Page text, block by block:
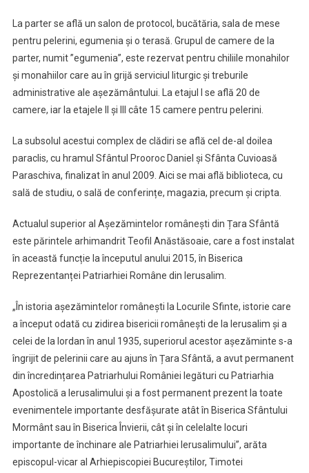
La parter se află un salon de protocol, bucătăria, sala de mese
pentru pelerini, egumenia și o terasă. Grupul de camere de la
parter, numit ”egumenia”, este rezervat pentru chiliile monahilor
și monahiilor care au în grijă serviciul liturgic și treburile
administrative ale așezământului. La etajul I se află 20 de
camere, iar la etajele II și III câte 15 camere pentru pelerini.
La subsolul acestui complex de clădiri se află cel de-al doilea
paraclis, cu hramul Sfântul Prooroc Daniel și Sfânta Cuvioasă
Paraschiva, finalizat în anul 2009. Aici se mai află biblioteca, cu
sală de studiu, o sală de conferințe, magazia, precum și cripta.
Actualul superior al Așezămintelor românești din Țara Sfântă
este părintele arhimandrit Teofil Anăstăsoaie, care a fost instalat
în această funcție la începutul anului 2015, în Biserica
Reprezentanței Patriarhiei Române din Ierusalim.
„În istoria așezămintelor românești la Locurile Sfinte, istorie care
a început odată cu zidirea bisericii românești de la Ierusalim și a
celei de la Iordan în anul 1935, superiorul acestor așezăminte s-a
îngrijit de pelerinii care au ajuns în Țara Sfântă, a avut permanent
din încredințarea Patriarhului României legături cu Patriarhia
Apostolică a Ierusalimului și a fost permanent prezent la toate
evenimentele importante desfășurate atât în Biserica Sfântului
Mormânt sau în Biserica Învierii, cât și în celelalte locuri
importante de închinare ale Patriarhiei Ierusalimului”, arăta
episcopul-vicar al Arhiepiscopiei Bucureștilor, Timotei